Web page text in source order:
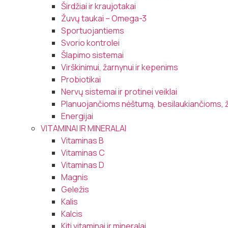
Širdžiai ir kraujotakai
Žuvų taukai – Omega-3
Sportuojantiems
Svorio kontrolei
Šlapimo sistemai
Virškinimui, žarnynui ir kepenims
Probiotikai
Nervų sistemai ir protinei veiklai
Planuojančioms nėštumą, besilaukiančioms,
Energijai
VITAMINAI IR MINERALAI
Vitaminas B
Vitaminas C
Vitaminas D
Magnis
Geležis
Kalis
Kalcis